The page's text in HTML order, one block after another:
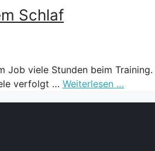
Schlaf
viele Stunden beim
verfolgt … Weiterlesen …